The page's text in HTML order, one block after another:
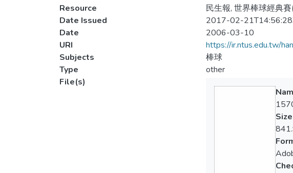
Resource
民生報, 世界棒球經典
Date Issued
2017-02-
Date
2006-03-10
URI
https://ir.ntus.edu.tw/
Subjects
棒球
Type
other
File(s)
Size